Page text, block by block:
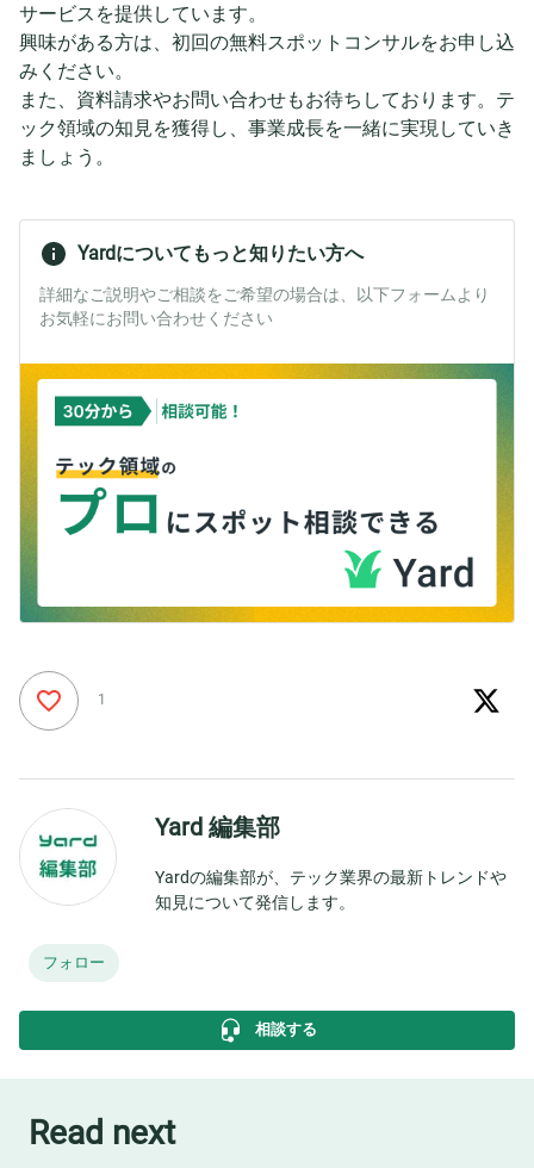
サービスを提供しています。
興味がある方は、初回の無料スポットコンサルをお申し込
みください。
また、資料請求やお問い合わせもお待ちしております。テ
ック領域の知見を獲得し、事業成長を一緒に実現していき
ましょう。
Yardについてもっと知りたい方へ
詳細なご説明やご相談をご希望の場合は、以下フォームより
お気軽にお問い合わせください
1
Yard 編集部
Yardの編集部が、テック業界の最新トレンドや
知見について発信します。
フォロー
相談する
Read next